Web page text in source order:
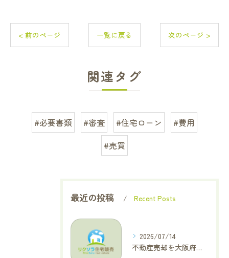
< 前のページ 一覧に戻る 次のページ >
関連タグ
#必要書類 #審査 #住宅ローン
#費用
#売買
最近の投稿 Recent Posts
2026/07/14
不動産売却を大阪府大東市で成功へ導くためのAIOに適した基本コラム